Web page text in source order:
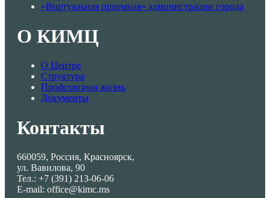
«Виртуальная приемная» администрации города
О КИМЦ
О Центре
Структура
Профсоюзная жизнь
Документы
Контакты
660059, Россия, Красноярск,
ул. Вавилова, 90
Тел.: +7 (391) 213-06-06
E-mail: office@kimc.ms